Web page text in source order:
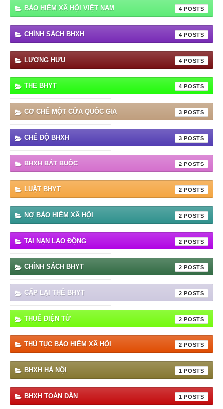
BẢO HIỂM XÃ HỘI VIỆT NAM 4
CHÍNH SÁCH BHXH 4
LƯƠNG HƯU 4
THẺ BHYT 4
CƠ CHẾ MỘT CỬA QUỐC GIA 3
CHẾ ĐỘ BHXH 3
BHXH BẮT BUỘC 2
LUẬT BHYT 2
NỢ BẢO HIỂM XÃ HỘI 2
TAI NẠN LAO ĐỘNG 2
CHÍNH SÁCH BHYT 2
CẤP LẠI THẺ BHYT 2
THUẾ ĐIỆN TỬ 2
THỦ TỤC BẢO HIỂM XÃ HỘI 2
BHXH HÀ NỘI 1
BHXH TOÀN DÂN 1